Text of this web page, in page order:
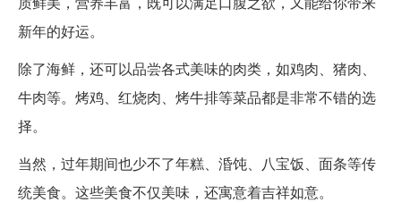
新年的好运。
除了海鲜，还可以品尝各式美味的肉类，如鸡肉、猪肉、
牛肉等。烤鸡、红烧肉、烤牛排等菜品都是非常不错的选
择。
当然，过年期间也少不了年糕、涽饨、八宝饭、面条等传
统美食。这些美食不仅美味，还寓意着吉祥如意。